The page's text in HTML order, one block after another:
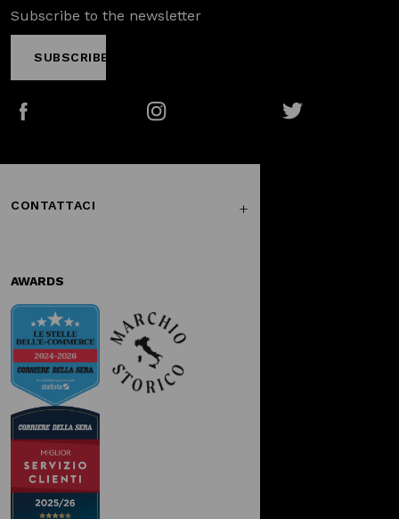
Subscribe to the newsletter
SUBSCRIBE
CONTATTACI
AWARDS